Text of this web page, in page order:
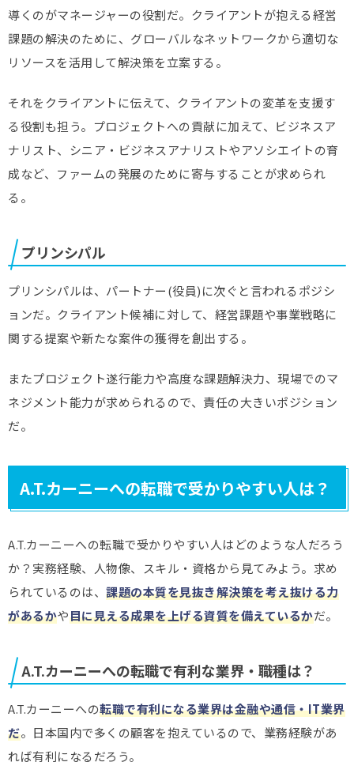
導くのがマネージャーの役割だ。クライアントが抱える経営
課題の解決のために、グローバルなネットワークから適切な
リソースを活用して解決策を立案する。
それをクライアントに伝えて、クライアントの変革を支援す
る役割も担う。プロジェクトへの貢献に加えて、ビジネスア
ナリスト、シニア・ビジネスアナリストやアソシエイトの育
成など、ファームの発展のために寄与することが求められ
る。
プリンシパル
プリンシパルは、パートナー(役員)に次ぐと言われるポジシ
ョンだ。クライアント候補に対して、経営課題や事業戦略に
関する提案や新たな案件の獲得を創出する。
またプロジェクト遂行能力や高度な課題解決力、現場でのマ
ネジメント能力が求められるので、責任の大きいポジション
だ。
A.T.カーニーへの転職で受かりやすい人は？
A.T.カーニーへの転職で受かりやすい人はどのような人だろう
か？実務経験、人物像、スキル・資格から見てみよう。求め
られているのは、 課題の本質を見抜き解決策を考え抜ける力
があるかや目に見える成果を上げる資質を備えているかだ。
A.T.カーニーへの転職で有利な業界・職種は？
A.T.カーニーへの転職で有利になる業界は金融や通信・IT業界
だ。日本国内で多くの顧客を抱えているので、業務経験があ
れば有利になるだろう。